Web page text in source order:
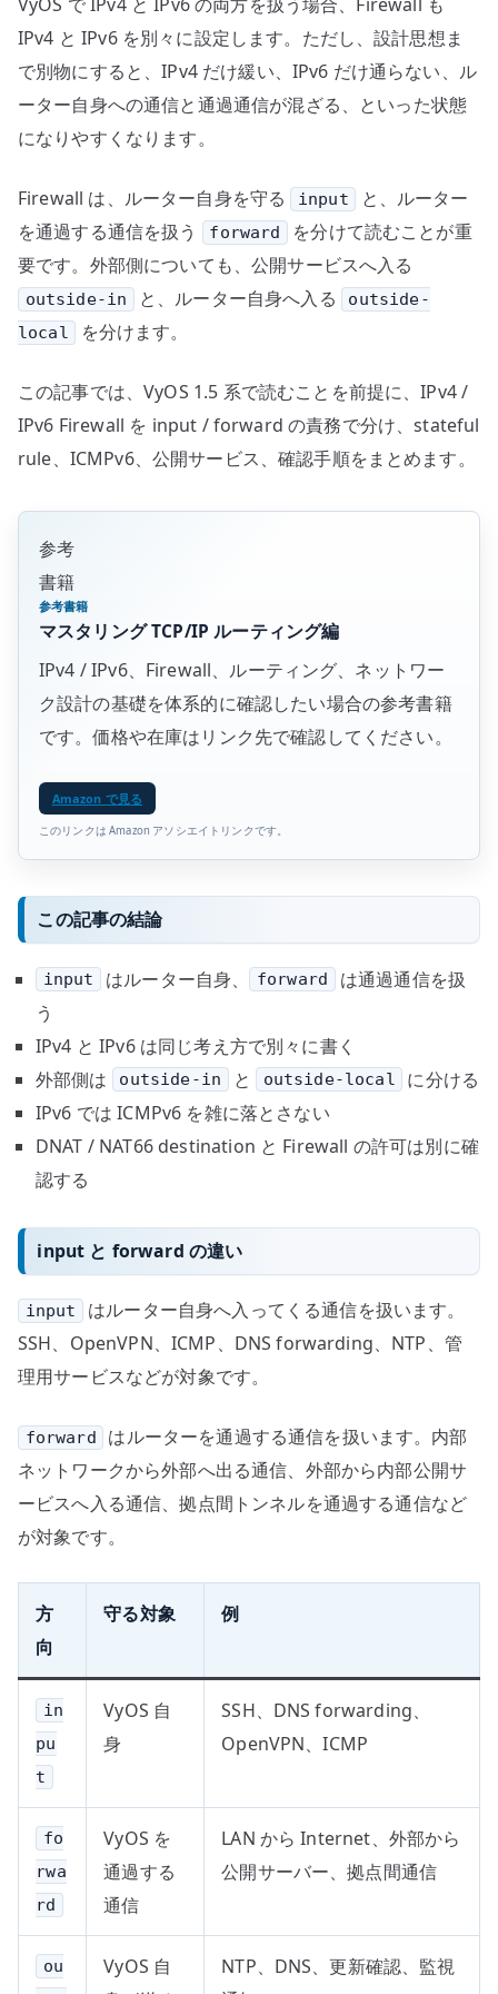
IPv4 と IPv6 を別々に設定します。ただし、設計思想ま
で別物にすると、IPv4 だけ緩い、IPv6 だけ通らない、ル
ーター自身への通信と通過通信が混ざる、といった状態
になりやすくなります。
Firewall は、ルーター自身を守る input
と、ルーター
を通過する通信を扱う
forward
を分けて読むことが重
要です。外部側についても、公開サービスへ入る
outside-in と、ルーター自身へ入る
outside-
local
を分けます。
この記事では、VyOS 1.5 系で読むことを前提に、IPv4 /
IPv6 Firewall を input / forward の責務で分け、stateful
rule、ICMPv6、公開サービス、確認手順をまとめます。
参考
書籍
参考書籍
マスタリング TCP/IP ルーティング編
IPv4 / IPv6、Firewall、ルーティング、ネットワー
ク設計の基礎を体系的に確認したい場合の参考書籍
です。価格や在庫はリンク先で確認してください。
Amazon で見る
このリンクは Amazon アソシエイトリンクです。
この記事の結論
input はルーター自身、 forward
は通過通信を扱
う
IPv4 と IPv6 は同じ考え方で別々に書く
外部側は
outside-in と outside-local
に分ける
IPv6 では ICMPv6 を雑に落とさない
DNAT / NAT66 destination と Firewall の許可は別に確
認する
input と forward の違い
input
はルーター自身へ入ってくる通信を扱います。
SSH、OpenVPN、ICMP、DNS forwarding、NTP、管
理用サービスなどが対象です。
forward
はルーターを通過する通信を扱います。内部
ネットワークから外部へ出る通信、外部から内部公開サ
ービスへ入る通信、拠点間トンネルを通過する通信など
が対象です。
方
向
守る対象 例
in
pu
t
VyOS 自
身
SSH、DNS forwarding、
OpenVPN、ICMP
fo
rwa
rd
VyOS を
通過する
通信
LAN から Internet、外部から
公開サーバー、拠点間通信
ou
VyOS 自
NTP、DNS、更新確認、監視